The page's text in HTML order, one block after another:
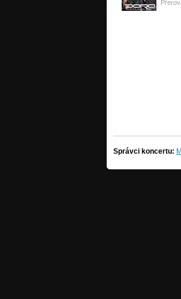
Přerov
Správci koncertu: